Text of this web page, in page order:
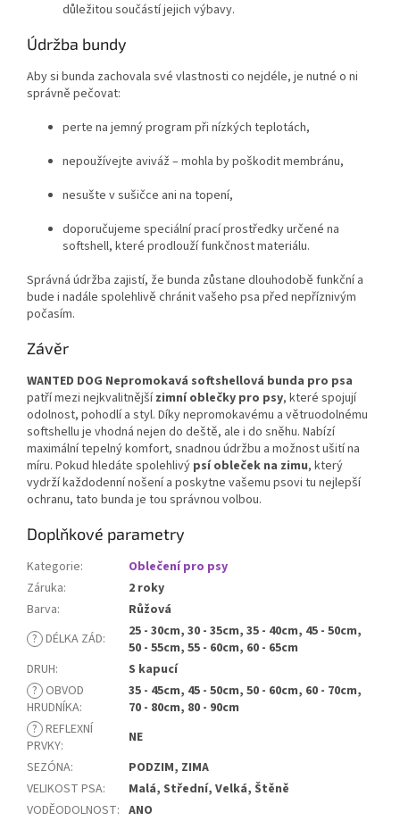
důležitou součástí jejich výbavy.
Údržba bundy
Aby si bunda zachovala své vlastnosti co nejdéle, je nutné o ni
správně pečovat:
perte na jemný program při nízkých teplotách,
nepoužívejte aviváž – mohla by poškodit membránu,
nesušte v sušičce ani na topení,
doporučujeme speciální prací prostředky určené na
softshell, které prodlouží funkčnost materiálu.
Správná údržba zajistí, že bunda zůstane dlouhodobě funkční a
bude i nadále spolehlivě chránit vašeho psa před nepříznivým
počasím.
Závěr
WANTED DOG Nepromokavá softshellová bunda pro psa
patří mezi nejkvalitnějšízimní oblečky pro psy, které spojují
odolnost, pohodlí a styl. Díky nepromokavému a větruodolnému
softshellu je vhodná nejen do deště, ale i do sněhu. Nabízí
maximální tepelný komfort, snadnou údržbu a možnost ušití na
míru. Pokud hledáte spolehlivý psí obleček na zimu, který
vydrží každodenní nošení a poskytne vašemu psovi tu nejlepší
ochranu, tato bunda je tou správnou volbou.
Doplňkové parametry
Kategorie:
Oblečení pro psy
Záruka:
2 roky
Barva:
Růžová
? DÉLKA ZÁD:
25 - 30cm, 30 - 35cm, 35 - 40cm, 45 - 50cm,
50 - 55cm, 55 - 60cm, 60 - 65cm
DRUH:
S kapucí
? OBVOD
HRUDNÍKA:
35 - 45cm, 45 - 50cm, 50 - 60cm, 60 - 70cm,
70 - 80cm, 80 - 90cm
? REFLEXNÍ
PRVKY:
NE
SEZÓNA:
PODZIM, ZIMA
VELIKOST PSA:
Malá, Střední, Velká, Štěně
VODĚODOLNOST: ANO